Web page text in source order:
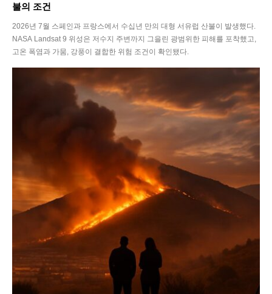
불의 조건
2026년 7월 스페인과 프랑스에서 수십년 만의 대형 서유럽 산불이 발생했다.
NASA Landsat 9 위성은 저수지 주변까지 그을린 광범위한 피해를 포착했고,
고온 폭염과 가뭄, 강풍이 결합한 위험 조건이 확인됐다.